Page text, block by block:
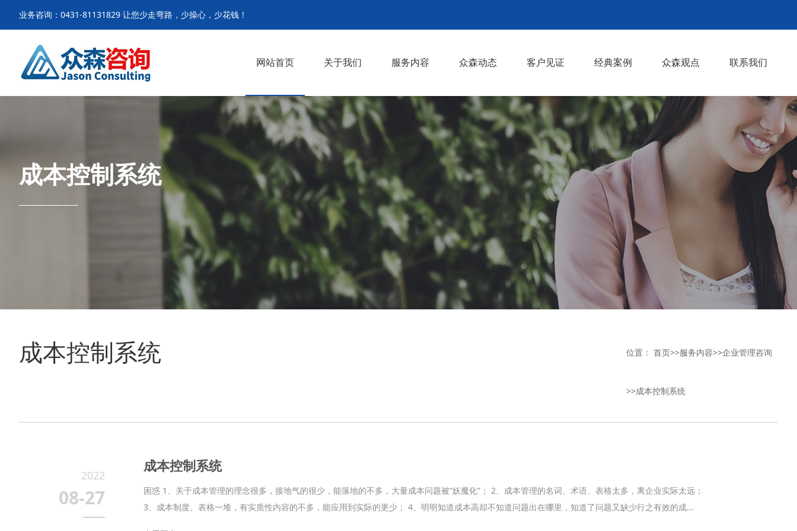
业务咨询：0431-81131829 让您少走弯路，少操心，少花钱！
网站首页 关于我们
众森简介
首席顾问
服务内容
企业年度管理顾问 >
企业管理咨询 >
企业培训 >
众森动态 客户见证 经典案例 众森观点 联系我们
成本控制系统
成本控制系统 位置： 首页>>服务内容>>企业管理咨询
>>成本控制系统
2022
08-27
成本控制系统
困惑 1、关于成本管理的理念很多，接地气的很少，能落地的不多，大量成本问题被“妖魔化”； 2、成本管理的名词、术语、表格太多，离企业实际太远；
3、成本制度、表格一堆，有实质性内容的不多，能应用到实际的更少； 4、明明知道成本高却不知道问题出在哪里，知道了问题又缺少行之有效的成...